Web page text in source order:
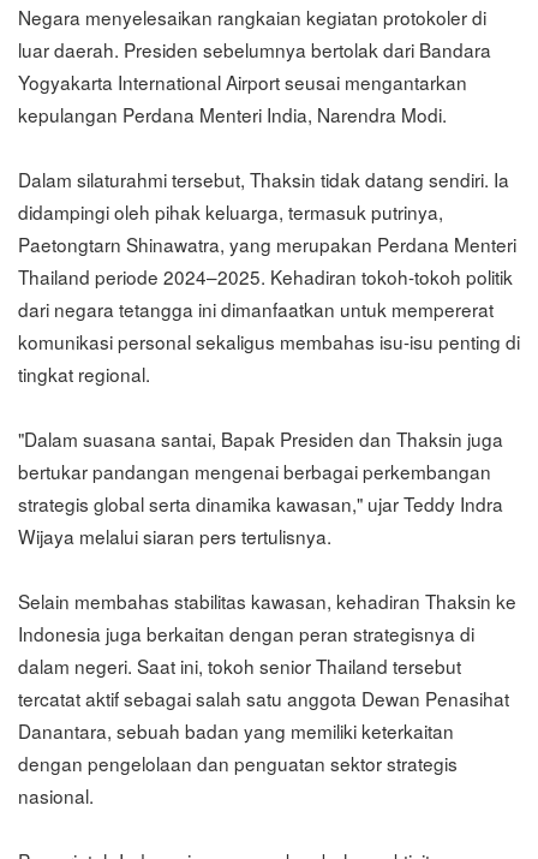
Negara menyelesaikan rangkaian kegiatan protokoler di
luar daerah. Presiden sebelumnya bertolak dari Bandara
Yogyakarta International Airport seusai mengantarkan
kepulangan Perdana Menteri India, Narendra Modi.
Dalam silaturahmi tersebut, Thaksin tidak datang sendiri. Ia
didampingi oleh pihak keluarga, termasuk putrinya,
Paetongtarn Shinawatra, yang merupakan Perdana Menteri
Thailand periode 2024–2025. Kehadiran tokoh-tokoh politik
dari negara tetangga ini dimanfaatkan untuk mempererat
komunikasi personal sekaligus membahas isu-isu penting di
tingkat regional.
"Dalam suasana santai, Bapak Presiden dan Thaksin juga
bertukar pandangan mengenai berbagai perkembangan
strategis global serta dinamika kawasan," ujar Teddy Indra
Wijaya melalui siaran pers tertulisnya.
Selain membahas stabilitas kawasan, kehadiran Thaksin ke
Indonesia juga berkaitan dengan peran strategisnya di
dalam negeri. Saat ini, tokoh senior Thailand tersebut
tercatat aktif sebagai salah satu anggota Dewan Penasihat
Danantara, sebuah badan yang memiliki keterkaitan
dengan pengelolaan dan penguatan sektor strategis
nasional.